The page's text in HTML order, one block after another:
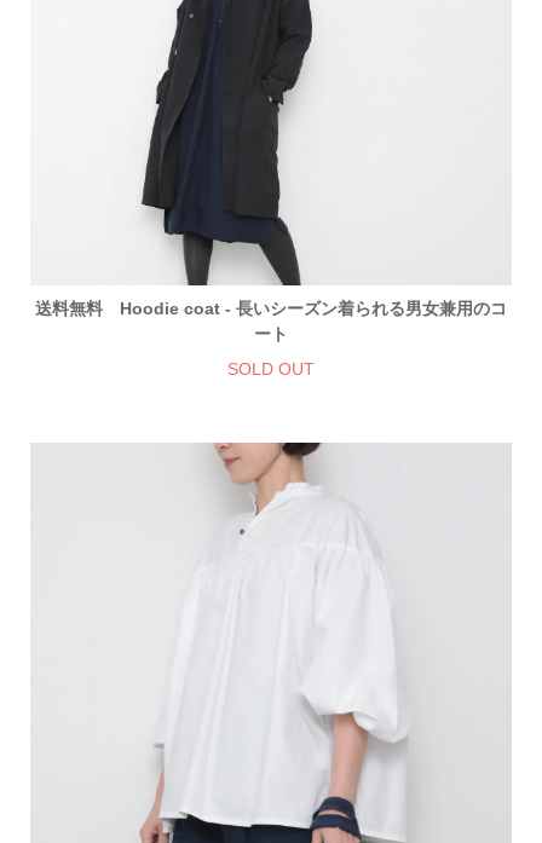
送料無料 Hoodie coat - 長いシーズン着られる男女兼用のコ
ート
SOLD OUT